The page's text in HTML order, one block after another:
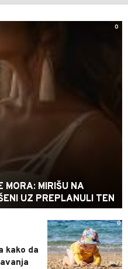
0
MORA: MIRIŠU NA
UZ PREPLANULI TEN
0
kako da